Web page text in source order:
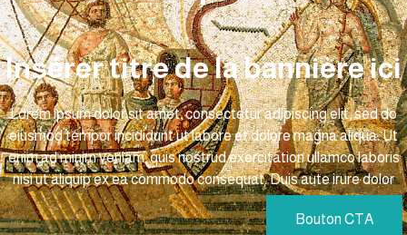
Insérer titre de la bannière ici
Lorem ipsum dolor sit amet, consectetur adipiscing elit, sed do
eiusmod tempor incididunt ut labore et dolore magna aliqua. Ut
enim ad minim veniam, quis nostrud exercitation ullamco laboris
nisi ut aliquip ex ea commodo consequat. Duis aute irure dolor
Bouton CTA